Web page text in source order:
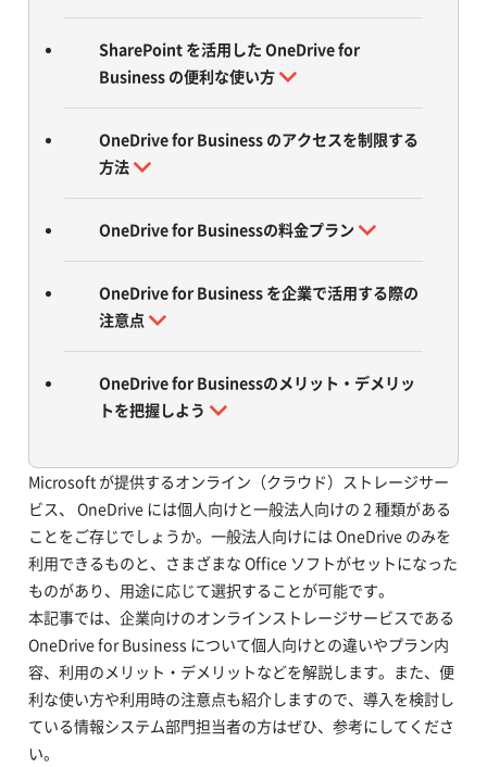
SharePoint を活用した OneDrive for
Business の便利な使い方
OneDrive for Business のアクセスを制限する
方法
OneDrive for Businessの料金プラン
OneDrive for Business を企業で活用する際の
注意点
OneDrive for Businessのメリット・デメリッ
トを把握しよう
Microsoft が提供するオンライン（クラウド）ストレージサー
ビス、 OneDrive には個人向けと一般法人向けの 2 種類がある
ことをご存じでしょうか。一般法人向けには OneDrive のみを
利用できるものと、さまざまな Office ソフトがセットになった
ものがあり、用途に応じて選択することが可能です。
本記事では、企業向けのオンラインストレージサービスである
OneDrive for Business について個人向けとの違いやプラン内
容、利用のメリット・デメリットなどを解説します。また、便
利な使い方や利用時の注意点も紹介しますので、導入を検討し
ている情報システム部門担当者の方はぜひ、参考にしてくださ
い。